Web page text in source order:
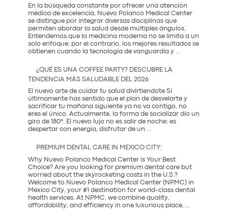
Necesita:
Salud
y
Prevención
En la búsqueda constante por ofrecer una atención
médica de excelencia, Nuevo Polanco Medical Center
se distingue por integrar diversas disciplinas que
permiten abordar la salud desde múltiples ángulos.
Entendemos que la medicina moderna no se limita a un
solo enfoque; por el contrario, los mejores resultados se
obtienen cuando la tecnología de vanguardia y
y
la
Tradición
¿QUÉ ES UNA COFFEE PARTY? DESCUBRE LA
TENDENCIA MÁS SALUDABLE DEL 2026
El nuevo arte de cuidar tu salud divirtiendote Si
últimamente has sentido que el plan de desvelarte y
sacrificar tu mañana siguiente ya no va contigo, no
eres el único. Actualmente, la forma de socializar dio un
giro de 180°. El nuevo lujo no es salir de noche; es
despertar con energía, disfrutar de un ...
una
Party?
Descubre
la
tendencia
más
saludable
del
PREMIUM DENTAL CARE IN MEXICO CITY:
Why Nuevo Polanco Medical Center is Your Best
Choice? Are you looking for premium dental care but
worried about the skyrocketing costs in the U.S.?
Welcome to Nuevo Polanco Medical Center (NPMC) in
Mexico City, your #1 destination for world-class dental
health services. At NPMC, we combine quality,
affordability, and efficiency in one luxurious place,